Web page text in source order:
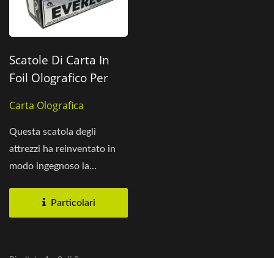
Scatole Di Carta In
Foil Olografico Per
Carta Olografica
Questa scatola degli
attrezzi ha reinventato in
modo ingegnoso la
Particolari